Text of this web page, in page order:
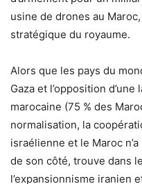
usine de drones au
stratégique du royaume.
Alors que les pays du
Gaza et l’opposition
marocaine (75 % des
normalisation, la
israélienne et le Maroc
de son côté, trouve dans
l’expansionnisme iranien